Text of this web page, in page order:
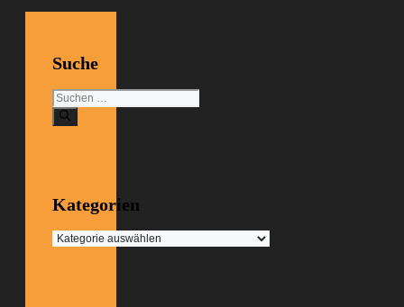
Suche
Suchen
nach:
Kategorien
Kategorien